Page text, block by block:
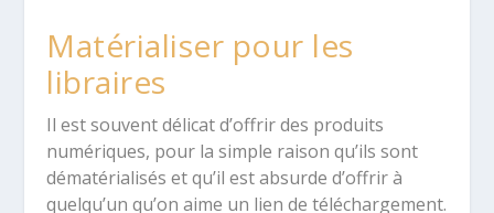
Matérialiser pour les
libraires
Il est souvent délicat d’offrir des produits
numériques, pour la simple raison qu’ils sont
dématérialisés et qu’il est absurde d’offrir à
quelqu’un qu’on aime un lien de téléchargement.